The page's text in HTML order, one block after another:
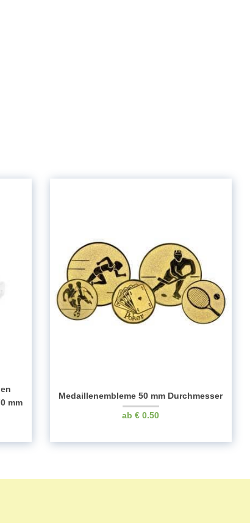
mm
Medaillenembleme 50 mm Durchmesser
€ 0.50